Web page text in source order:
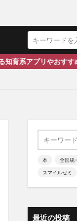
やおすすめ通信教育
本 全国統
スマイルゼミ
最近の投稿